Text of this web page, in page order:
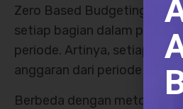
Zero Based Budgeting
setiap bagian dalam
periode. Artinya, setiap
anggaran dari periode
Berbeda dengan metode